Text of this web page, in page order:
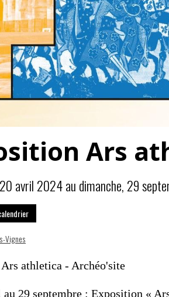
Ars
avril 2024au dimanche, 29
Vignes
athletica - Archéo'site
29 septembre : Exposition «